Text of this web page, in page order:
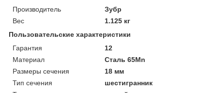
Производитель
Зубр
Вес
1.125 кг
Пользовательские характеристики
Гарантия
12
Материал
Сталь 65Mn
Размеры сечения
18 мм
Тип сечения
шестигранник